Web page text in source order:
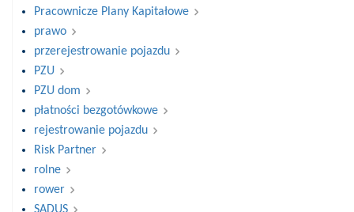
Pracownicze Plany Kapitałowe
prawo
przerejestrowanie pojazdu
PZU
PZU dom
płatności bezgotówkowe
rejestrowanie pojazdu
Risk Partner
rolne
rower
SADUS